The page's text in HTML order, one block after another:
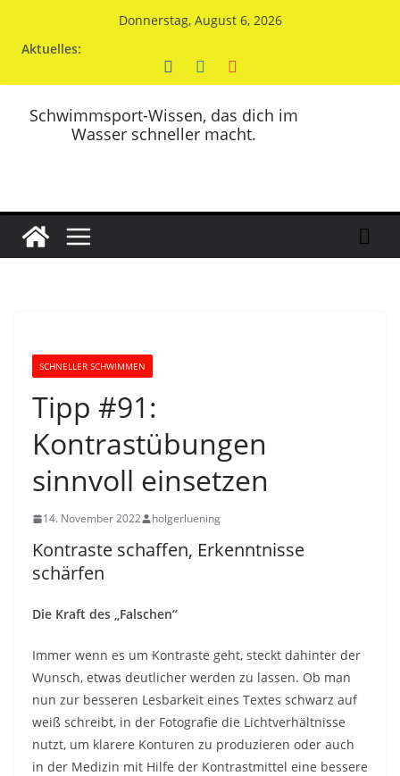
Donnerstag, August 6, 2026
Aktuelles:
Schwimmsport-Wissen, das dich im
Wasser schneller macht.
SCHNELLER SCHWIMMEN
Tipp #91:
Kontrastübungen
sinnvoll einsetzen
14. November 2022 holgerluening
Kontraste schaffen, Erkenntnisse
schärfen
Die Kraft des „Falschen“
Immer wenn es um Kontraste geht, steckt dahinter der
Wunsch, etwas deutlicher werden zu lassen. Ob man
nun zur besseren Lesbarkeit eines Textes schwarz auf
weiß schreibt, in der Fotografie die Lichtverhältnisse
nutzt, um klarere Konturen zu produzieren oder auch
in der Medizin mit Hilfe der Kontrastmittel eine bessere